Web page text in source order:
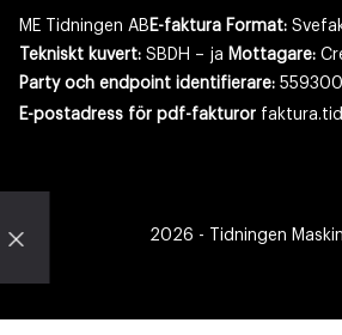
ME Tidningen AB E-faktura Format:
Tekniskt kuvert:SBDH – ja Mottagare:
Party och endpoint identifierare:
E-postadress för pdf-fakturor
2026 - Tidningen